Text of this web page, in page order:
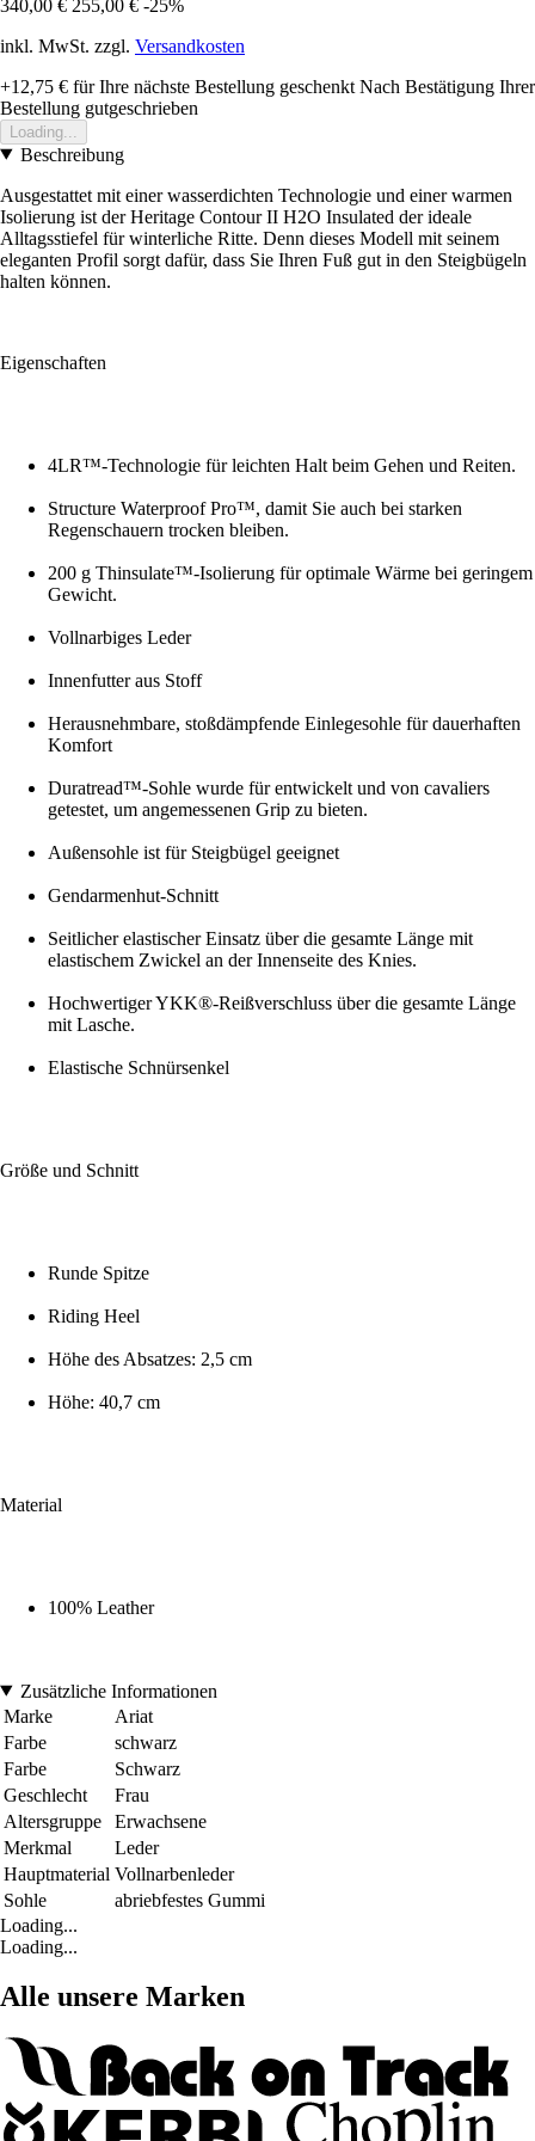
340,00 € 255,00 € -25%
inkl. MwSt. zzgl. Versandkosten
+12,75 € für Ihre nächste Bestellung geschenkt Nach Bestätigung Ihrer
Bestellung gutgeschrieben
Loading...
Beschreibung
Ausgestattet mit einer wasserdichten Technologie und einer warmen
Isolierung ist der Heritage Contour II H2O Insulated der ideale
Alltagsstiefel für winterliche Ritte. Denn dieses Modell mit seinem
eleganten Profil sorgt dafür, dass Sie Ihren Fuß gut in den Steigbügeln
halten können.
Eigenschaften
4LR™-Technologie für leichten Halt beim Gehen und Reiten.
Structure Waterproof Pro™, damit Sie auch bei starken
Regenschauern trocken bleiben.
200 g Thinsulate™-Isolierung für optimale Wärme bei geringem
Gewicht.
Vollnarbiges Leder
Innenfutter aus Stoff
Herausnehmbare, stoßdämpfende Einlegesohle für dauerhaften
Komfort
Duratread™-Sohle wurde für entwickelt und von cavaliers
getestet, um angemessenen Grip zu bieten.
Außensohle ist für Steigbügel geeignet
Gendarmenhut-Schnitt
Seitlicher elastischer Einsatz über die gesamte Länge mit
elastischem Zwickel an der Innenseite des Knies.
Hochwertiger YKK®-Reißverschluss über die gesamte Länge
mit Lasche.
Elastische Schnürsenkel
Größe und Schnitt
Runde Spitze
Riding Heel
Höhe des Absatzes: 2,5 cm
Höhe: 40,7 cm
Material
100% Leather
Zusätzliche Informationen
Marke
Ariat
Farbe
schwarz
Farbe
Schwarz
Geschlecht
Frau
Altersgruppe
Erwachsene
Merkmal
Leder
Hauptmaterial Vollnarbenleder
Sohle
abriebfestes Gummi
Loading...
Loading...
Alle unsere Marken